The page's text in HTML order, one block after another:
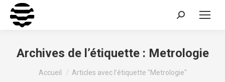
Recherche
Archives de l’étiquette : Metrologie
Vous êtes ici :
Accueil Articles avec l’étiquette "Metrologie"